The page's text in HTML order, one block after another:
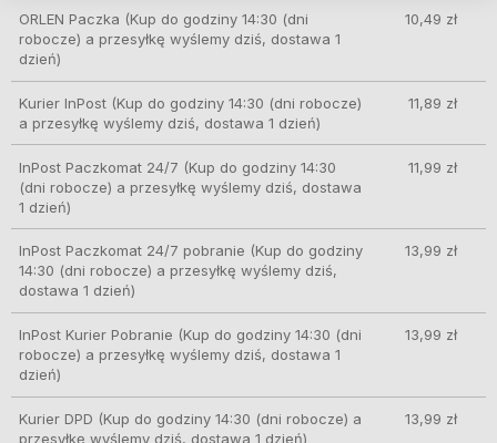
ORLEN Paczka (Kup do godziny 14:30 (dni
robocze) a przesyłkę wyślemy dziś, dostawa 1
dzień)
10,49 zł
Kurier InPost(Kup do godziny 14:30 (dni robocze)
a przesyłkę wyślemy dziś, dostawa 1 dzień)
11,89 zł
InPost Paczkomat 24/7 (Kup do godziny 14:30
(dni robocze) a przesyłkę wyślemy dziś, dostawa
1 dzień)
11,99 zł
InPost Paczkomat 24/7 pobranie (Kup do godziny
14:30 (dni robocze) a przesyłkę wyślemy dziś,
dostawa 1 dzień)
13,99 zł
InPost Kurier Pobranie (Kup do godziny 14:30 (dni
robocze) a przesyłkę wyślemy dziś, dostawa 1
dzień)
13,99 zł
Kurier DPD (Kup do godziny 14:30 (dni robocze) a
przesyłkę wyślemy dziś, dostawa 1 dzień)
13,99 zł